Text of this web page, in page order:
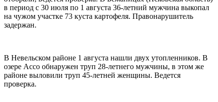
в период с 30 июля по 1 августа 36-летний мужчина выкопал
на чужом участке 73 куста картофеля. Правонарушитель
задержан.
В Невельском районе 1 августа нашли двух утопленников. В
озере Ассо обнаружен труп 28-летнего мужчины, в этом же
районе выловили труп 45-летней женщины. Ведется
проверка.